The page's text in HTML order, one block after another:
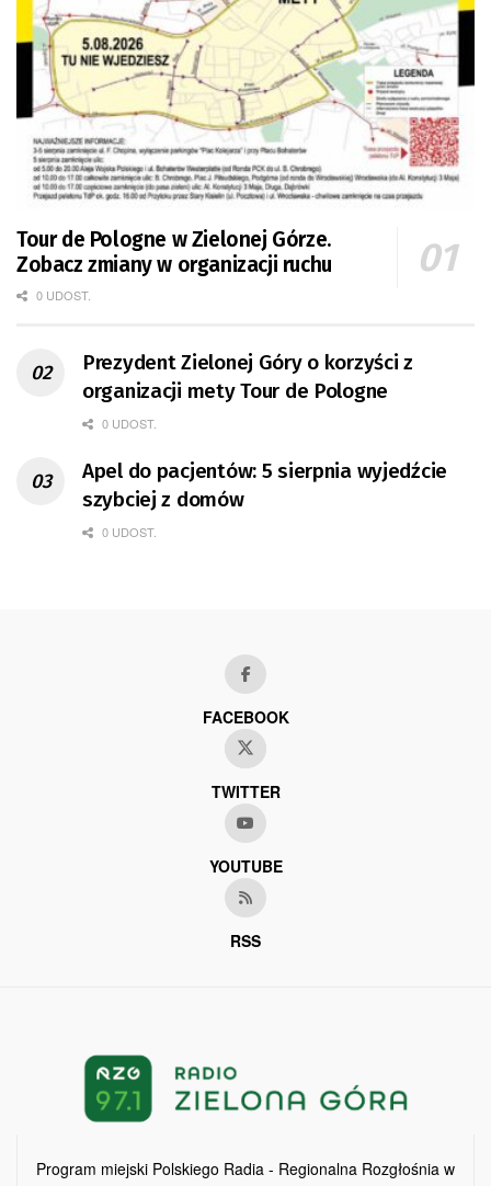
Tour de Pologne w Zielonej Górze.
Zobacz zmiany w organizacji ruchu
0 UDOST.
Prezydent Zielonej Góry o korzyści z
organizacji mety Tour de Pologne
0 UDOST.
Apel do pacjentów: 5 sierpnia wyjedźcie
szybciej z domów
0 UDOST.
FACEBOOK
TWITTER
YOUTUBE
RSS
Program miejski Polskiego Radia - Regionalna Rozgłośnia w